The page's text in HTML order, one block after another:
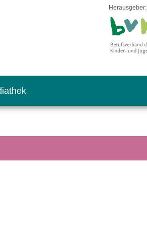
Herausgeber: